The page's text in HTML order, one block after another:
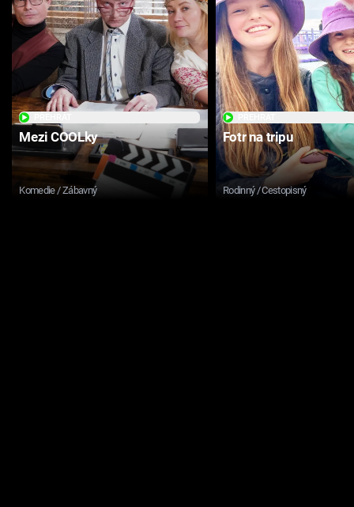
Mezi COOLky
Komedie / Zábavný
Fotr na tripu
Rodinný / Cestopisný